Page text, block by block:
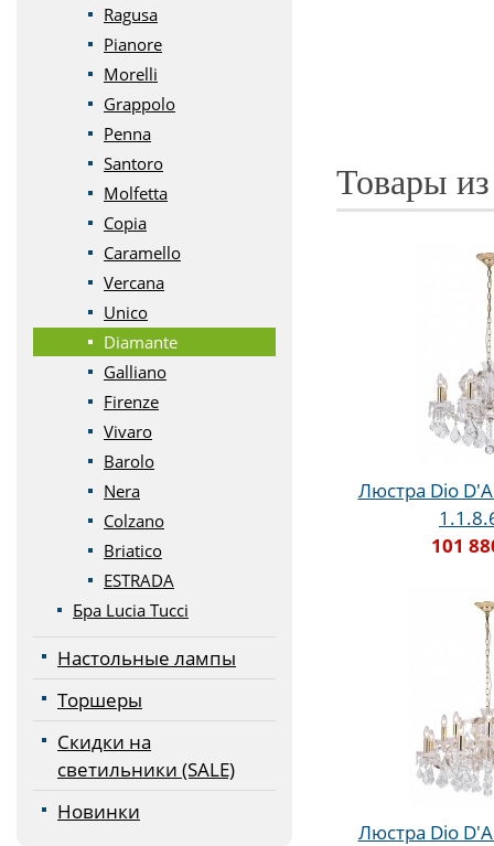
Ragusa
Pianore
Morelli
Grappolo
Penna
Santoro
Molfetta
Copia
Caramello
Vercana
Unico
Diamante
Galliano
Firenze
Vivaro
Barolo
Nera
Colzano
Briatico
ESTRADA
Бра Lucia Tucci
Настольные лампы
Торшеры
Скидки на
светильники (SALE)
Новинки
Товары
Люстра Dio
101
Люстра Dio